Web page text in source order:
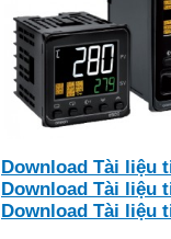
Download Tài liệu
Download Tài liệu
Download Tài liệu